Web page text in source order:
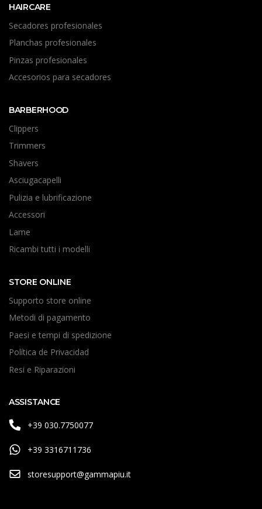
HAIRCARE
Secadores profesionales
Planchas profesionales
Pinzas profesionales
Accesorios para secadores
BARBERHOOD
Clippers
Trimmers
Shavers
Asciugacapelli
Pulizia e lubrificazione
Accessori
Lame
Ricambi tutti i modelli
STORE ONLINE
Supporto store online
Metodi di pagamento
Paesi e tempi di spedizione
Política de Privacidad
Resi e Riparazioni
ASSISTANCE
+39 030.7750077
+39 3316711736
storesupport@gammapiu.it